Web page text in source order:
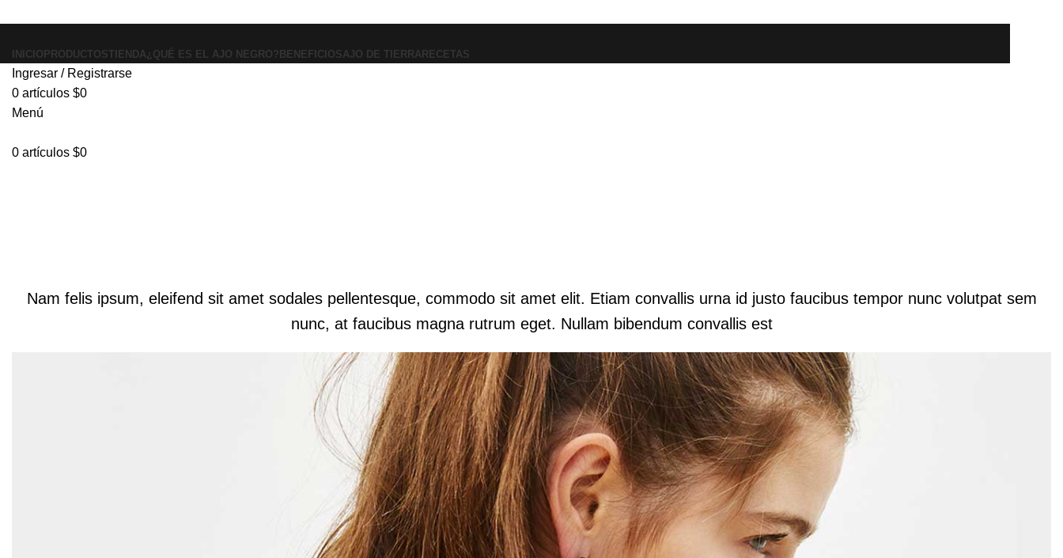
INICIO PRODUCTOSTIENDA¿QUÉ ES EL AJO NEGRO? BENEFICIOSAJO DE TIERRA RECETAS
Ingresar / Registrarse
0 artículos $0
Menú
0 artículos $0
Nam felis ipsum, eleifend sit amet sodales pellentesque, commodo sit amet elit. Etiam convallis urna id justo faucibus tempor nunc volutpat sem
nunc, at faucibus magna rutrum eget. Nullam bibendum convallis est